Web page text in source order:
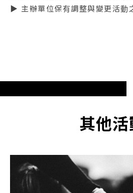
▶ 主辦單位保有調整與變更活動
其他活